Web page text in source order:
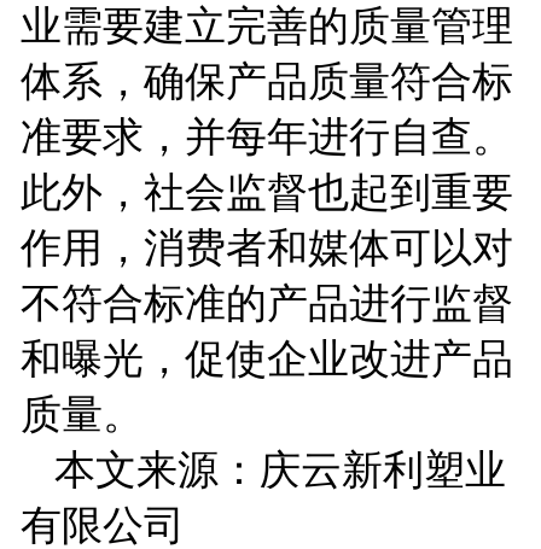
业需要建立完善的质量管理
体系，确保产品质量符合标
准要求，并每年进行自查。
此外，社会监督也起到重要
作用，消费者和媒体可以对
不符合标准的产品进行监督
和曝光，促使企业改进产品
质量。
本文来源：庆云新利塑业
有限公司